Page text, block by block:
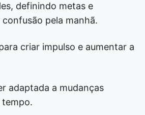
definindo metas e
pela manhã.
criar impulso e aumentar a
adaptada a mudanças